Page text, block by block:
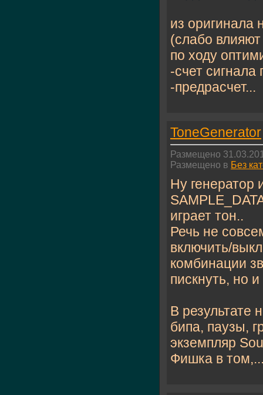
из оригинала
(слабо
по ходу
-счет
-предрасчет...
ToneGenerator
Размещено
Размещено в Без
Ну генератор
играет тон..
Речь не
включить/
комбинации
пискнуть, но
В результате
бипа, паузы,
экземпляр
Фишка в